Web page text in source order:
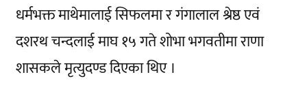
धर्मभक्त माथेमालाई सिफलमा र गंगालाल श्रेष्ठ एवं
दशरथ चन्दलाई माघ १५ गते शोभा भगवतीमा राणा
शासकले मृत्युदण्ड दिएका थिए ।